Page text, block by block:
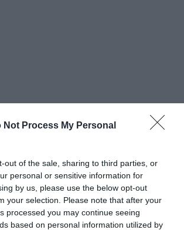
Not Process My Personal
out of the sale, sharing to third parties, or
personal or sensitive information for
by us, please use the below opt-out
your selection. Please note that after your
processed you may continue seeing
based on personal information utilized by